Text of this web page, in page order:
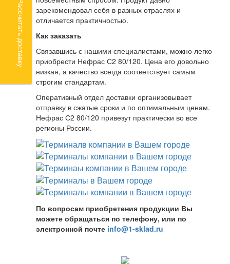
зарекомендовал себя в разных отраслях и
отличается практичностью.
Как заказать
Связавшись с нашими специалистами, можно легко
приобрести Нефрас С2 80/120. Цена его довольно
низкая, а качество всегда соответствует самым
строгим стандартам.
Оперативный отдел доставки организовывает
отправку в сжатые сроки и по оптимальным ценам.
Нефрас С2 80/120 привезут практически во все
регионы России.
По вопросам приобретения продукции Вы
можете обращаться по телефону, или по
электронной почте info@1-sklad.ru
Рассчитать доставку